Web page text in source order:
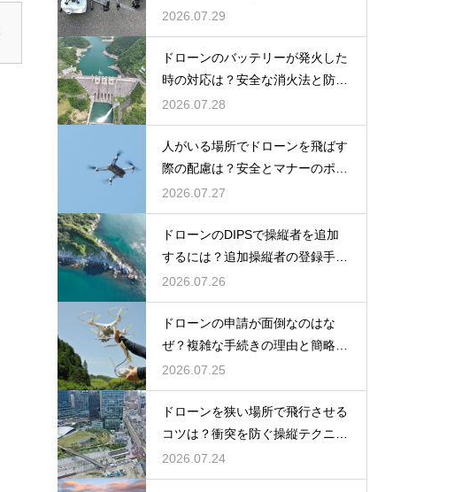
方
2026.07.29
ドローンのバッテリーが発火した
時の対応は？安全な消火法と防止
策を解説
2026.07.28
人がいる場所でドローンを飛ばす
際の配慮は？安全とマナーのポイ
ント
2026.07.27
ドローンのDIPSで操縦者を追加
するには？追加操縦者の登録手順
を解説
2026.07.26
ドローンの申請が面倒なのはな
ぜ？複雑な手続きの理由と簡略化
の動向
2026.07.25
ドローンを狭い場所で飛行させる
コツは？衝突を防ぐ操縦テクニッ
クを解説
2026.07.24